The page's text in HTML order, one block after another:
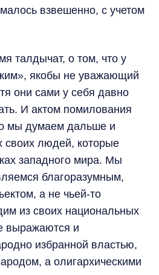
взвешенно, с учетом
талдычат, о том, что у
якобы не уважающий
они сами у себя давно
И актом помилования
мы думаем дальше и
своих людей, которые
западного мира. Мы
благоразумным,
а не чьей-то
из своих национальных
выражаются и
избранной властью,
а олигархическими